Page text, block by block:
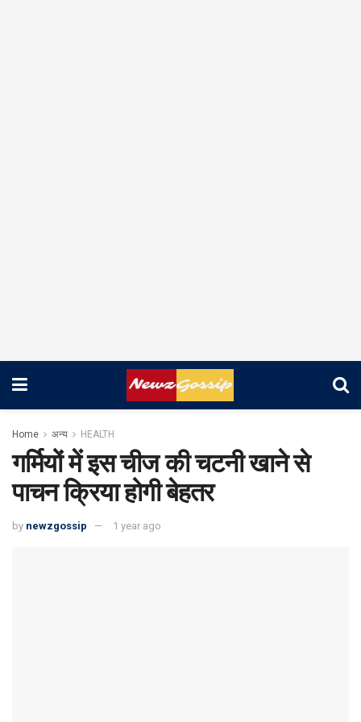
Home अन्य HEALTH
गर्मियों में इस चीज की चटनी खाने से
पाचन क्रिया होगी बेहतर
by newzgossip 1 year ago